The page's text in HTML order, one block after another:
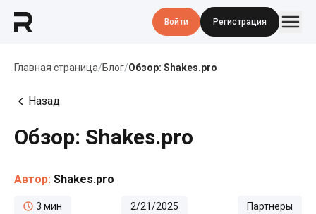
Войти Регистрация
Главная страница/Блог/Обзор: Shakes.pro
Назад
Обзор: Shakes.pro
Автор: Shakes.pro
3 мин 2/21/2025 Партнеры